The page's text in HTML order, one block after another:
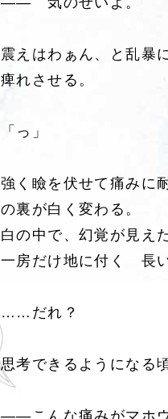
震えはわぁん、と乱暴
痺れさせる。
「っ」
強く瞼を伏せて痛みに
の裏が白く変わる。
白の中で、幻覚が見え
一房だけ地に付く 長
……だれ？
思考できるようになる
――こんな痛みがマホ